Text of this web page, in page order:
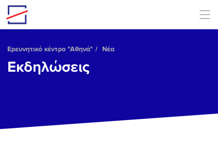
Skip to main content
Ερευνητικό κέντρο "Αθηνά" Νέα
Εκδηλώσεις